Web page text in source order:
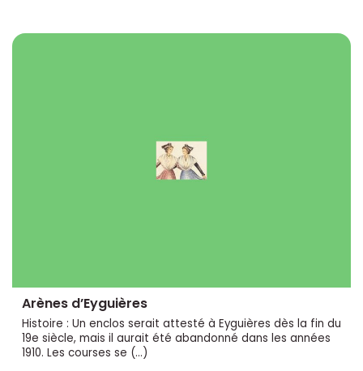
Arènes d’Eyguières
Histoire : Un enclos serait attesté à Eyguières dès la fin du
19e siècle, mais il aurait été abandonné dans les années
1910. Les courses se (…)